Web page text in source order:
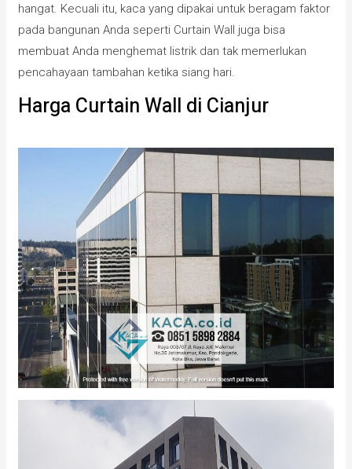
hangat. Kecuali itu, kaca yang dipakai untuk beragam faktor
pada bangunan Anda seperti Curtain Wall juga bisa
membuat Anda menghemat listrik dan tak memerlukan
pencahayaan tambahan ketika siang hari.
Harga Curtain Wall di Cianjur